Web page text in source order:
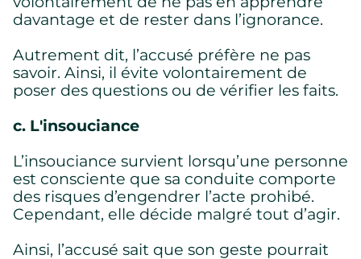
davantage et de rester dans l’ignorance.
Autrement dit, l’accusé préfère ne pas
savoir. Ainsi, il évite volontairement de
poser des questions ou de vérifier les faits.
c. L'insouciance
L’insouciance survient lorsqu’une personne
est consciente que sa conduite comporte
des risques d’engendrer l’acte prohibé.
Cependant, elle décide malgré tout d’agir.
Ainsi, l’accusé sait que son geste pourrait
Paramètres des témoins
Nous utilisons des témoins sur ce site Web. Certains sont
essentiels, d’autres ne le sont pas.
comment nous collectons, utilisons et protégeons vos